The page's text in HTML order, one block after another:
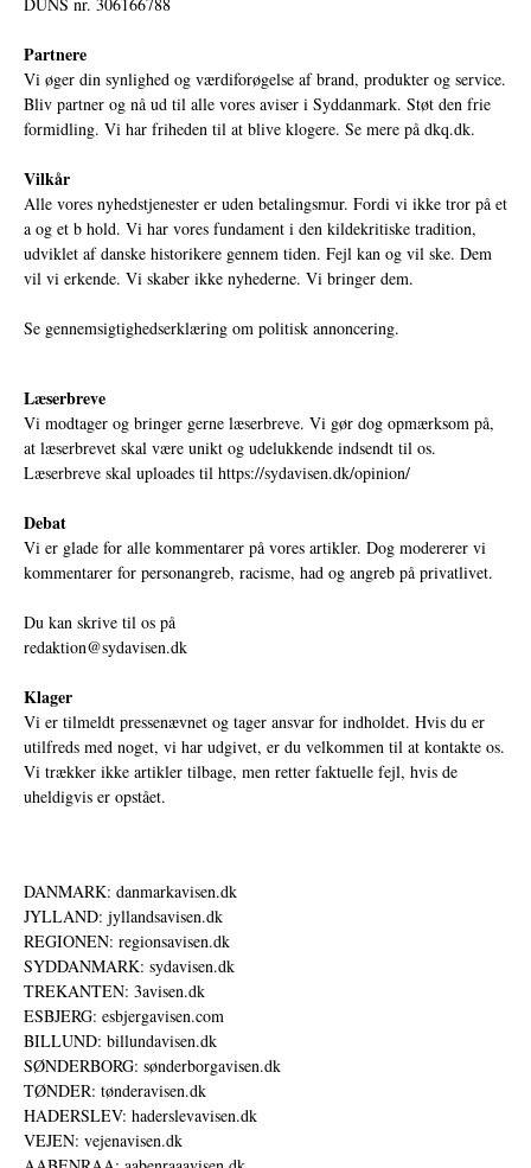
DUNS nr. 306166788
Partnere
Vi øger din synlighed og værdiforøgelse af brand, produkter og service.
Bliv partner og nå ud til alle vores aviser i Syddanmark. Støt den frie
formidling. Vi har friheden til at blive klogere. Se mere på dkq.dk.
Vilkår
Alle vores nyhedstjenester er uden betalingsmur. Fordi vi ikke tror på et
a og et b hold. Vi har vores fundament i den kildekritiske tradition,
udviklet af danske historikere gennem tiden. Fejl kan og vil ske. Dem
vil vi erkende. Vi skaber ikke nyhederne. Vi bringer dem.
Se gennemsigtighedserklæring om politisk annoncering.
Læserbreve
Vi modtager og bringer gerne læserbreve. Vi gør dog opmærksom på,
at læserbrevet skal være unikt og udelukkende indsendt til os.
Læserbreve skal uploades til https://sydavisen.dk/opinion/
Debat
Vi er glade for alle kommentarer på vores artikler. Dog modererer vi
kommentarer for personangreb, racisme, had og angreb på privatlivet.
Du kan skrive til os på
redaktion@sydavisen.dk
Klager
Vi er tilmeldt pressenævnet og tager ansvar for indholdet. Hvis du er
utilfreds med noget, vi har udgivet, er du velkommen til at kontakte os.
Vi trækker ikke artikler tilbage, men retter faktuelle fejl, hvis de
uheldigvis er opstået.
DANMARK: danmarkavisen.dk
JYLLAND: jyllandsavisen.dk
REGIONEN: regionsavisen.dk
SYDDANMARK: sydavisen.dk
TREKANTEN: 3avisen.dk
ESBJERG: esbjergavisen.com
BILLUND: billundavisen.dk
SØNDERBORG: sønderborgavisen.dk
TØNDER: tønderavisen.dk
HADERSLEV: haderslevavisen.dk
VEJEN: vejenavisen.dk